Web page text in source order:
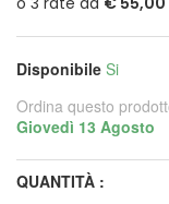
Disponibile Si
Ordina questo
Giovedì 13 Agosto
QUANTITÀ :